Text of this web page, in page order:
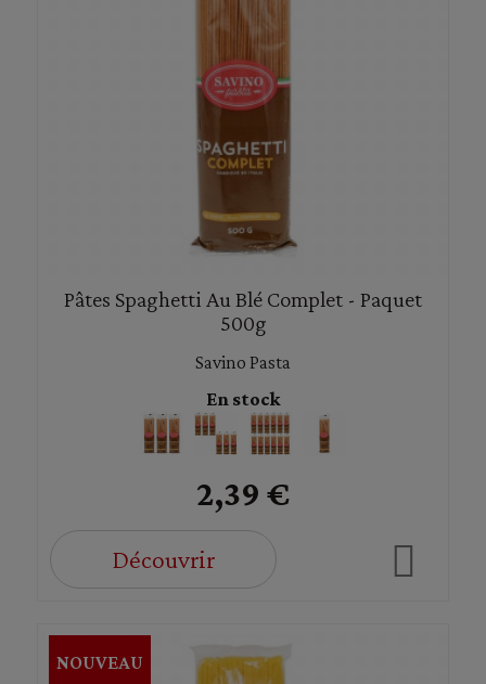
Pâtes Spaghetti Au Blé Complet - Paquet
500g
Savino Pasta
En stock
2,39 €
Découvrir
NOUVEAU